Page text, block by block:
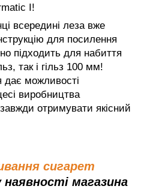
I!
всередині леза вже
для посилення
підходить для набиття
так і гільз 100 мм!
можливості
виробництва
отримувати якісний
сигарет
наявності магазина